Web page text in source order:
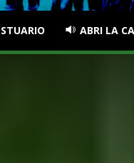
ABRI LA